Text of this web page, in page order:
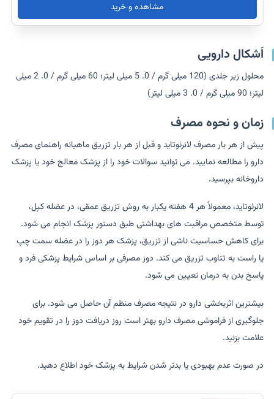
مشاهده و خرید
اَشکال دارویی
محلول زیر جلدی (120 میلی گرم / 0. 5 میلی لیتر؛ 60 میلی گرم / 0. 2 میلی
لیتر؛ 90 میلی گرم / 0. 3 میلی لیتر)
زمان و نحوه مصرف
پیش از هر بار مصرف لانرئوتاید و قبل از هر بار تزریق ماهیانه راهنمای مصرف
دارو را مطالعه نمایید. می توانید سوالات خود را از پزشک معالج خود یا پزشک
داروخانه بپرسید.
لانرئوتاید، معمولاً هر 4 هفته یکبار به روش تزریق عمقی، در عضله کپل،
توسط متخصص مراقبت های بهداشتی طبق دستور پزشک انجام می شود.
برای کاهش حساسیت ناشی از تزریق، پزشک هر دوز را در عضله سمت چپ
یا راست به تناوب تزریق می کند. دوز مصرفی بر اساس شرایط پزشکی فرد و
پاسخ بدن به درمان تعیین می شود.
بیشترین اثربخشی دارو در نتیجه مصرف منظم آن حاصل می شود. برای
جلوگیری از فراموشی مصرف دارو بهتر است روز دریافت دوز را در تقویم خود
علامت بزنید.
در صورت عدم بهبودی یا بدتر شدن شرایط به پزشک خود اطلاع دهید.